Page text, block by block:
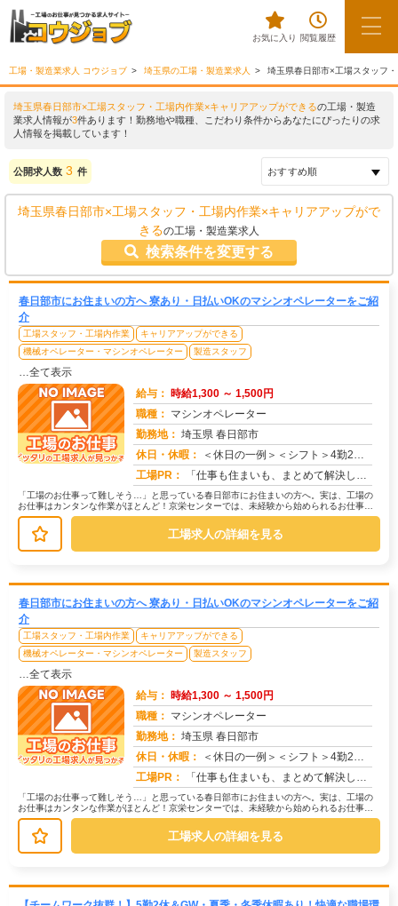
お気に入り 閲覧履歴
工場・製造業求人 コウジョブ 埼玉県の工場・製造業求人 埼玉県春日部市×工場スタッフ
埼玉県春日部市×工場スタッフ・工場内作業×キャリアアップができるの工場・製造
業求人情報が3件あります！勤務地や職種、こだわり条件からあなたにぴったりの求
人情報を掲載しています！
公開求人数 3 件
埼玉県春日部市×工場スタッフ・工場内作業×キャリアアップがで
きるの工場・製造業求人
検索条件を変更する
春日部市にお住まいの方へ 寮あり・日払いOKのマシンオペレーターをご紹
介
工場スタッフ・工場内作業
キャリアアップができる
機械オペレーター・マシンオペレーター
製造スタッフ
…全て表示
給与： 時給1,300 ～ 1,500円
職種： マシンオペレーター
勤務地： 埼玉県 春日部市
休日・休暇：
＜休日の一例＞＜シフト＞4勤2休＜休日＞工場カレンダーによる★長期休暇あり★有給休暇あり※配属先により休日・勤務形...
工場PR：
「仕事も住まいも、まとめて解決したい！」そんなあなたを応援します。株式会社京栄センターでは、全国の工場求人をご紹介...
「工場のお仕事って難しそう…」と思っている春日部市にお住まいの方へ。実は、工場の
お仕事はカンタンな作業がほとんど！京栄センターでは、未経験から始められるお仕事を
多数ご紹介しています。たとえばこん...
工場求人の詳細を見る
春日部市にお住まいの方へ 寮あり・日払いOKのマシンオペレーターをご紹
介
工場スタッフ・工場内作業
キャリアアップができる
機械オペレーター・マシンオペレーター
製造スタッフ
…全て表示
給与： 時給1,300 ～ 1,500円
職種： マシンオペレーター
勤務地： 埼玉県 春日部市
休日・休暇：
＜休日の一例＞＜シフト＞4勤2休＜休日＞工場カレンダーによる★長期休暇あり★有給休暇あり※配属先により休日・勤務形...
工場PR：
「仕事も住まいも、まとめて解決したい！」そんなあなたを応援します。株式会社京栄センターでは、全国の工場求人をご紹介...
「工場のお仕事って難しそう…」と思っている春日部市にお住まいの方へ。実は、工場の
お仕事はカンタンな作業がほとんど！京栄センターでは、未経験から始められるお仕事を
多数ご紹介しています。たとえばこん...
工場求人の詳細を見る